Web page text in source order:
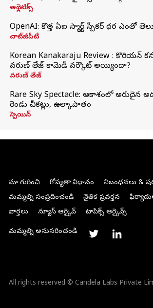
అథ్లెటిక్స్
OpenAI: కొత్త ఏఐ స్మార్ట్ స్పీకర్ ధర ఎంతో
చాట్‌జీపీటీ
Korean Kanakaraju Review : కొరియన్
వరుణ్ తేజ్ కామెడీ వర్కౌట్ అయ్యిందా?
వరుణ్ తేజ్
Rare Sky Spectacle: ఆకాశంలో అరుదైన
రెండు చీకట్లు, ఉల్కాపాతం
స్పెయిన్
మా గురించి గోప్యతా విధానం
నిబంధనలు &
మమ్మల్ని సంప్రదించండి
నైతిక ప్రవర్తన
వార్తలు
న్యూస్ ఆర్కైవ్ టాపిక్స్ ఆర్కైవ్స్
మమ్మల్ని అనుసరించండి
All rights reserved © Candela Labs Private